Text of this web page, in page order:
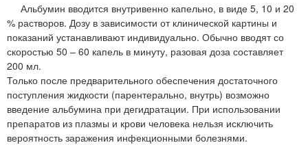
Альбумин вводится внутривенно капельно, в виде 5, 10 и 20
% растворов. Дозу в зависимости от клинической картины и
показаний устанавливают индивидуально. Обычно вводят со
скоростью 50 – 60 капель в минуту, разовая доза составляет
200 мл.
Только после предварительного обеспечения достаточного
поступления жидкости (парентерально, внутрь) возможно
введение альбумина при дегидратации. При использовании
препаратов из плазмы и крови человека нельзя исключить
вероятность заражения инфекционными болезнями.